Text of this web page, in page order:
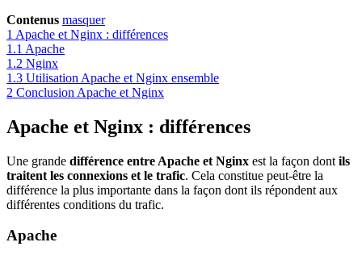
Contenus masquer
1 Apache et Nginx : différences
1.1 Apache
1.2 Nginx
1.3 Utilisation Apache et Nginx ensemble
2 Conclusion Apache et Nginx
Apache et Nginx : différences
Une grande différence entre Apache et Nginx est la façon dont ils
traitent les connexions et le trafic. Cela constitue peut-être la
différence la plus importante dans la façon dont ils répondent aux
différentes conditions du trafic.
Apache